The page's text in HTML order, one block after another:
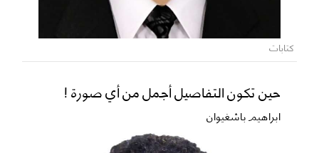
كتابات
حين تكون التفاصيل أجمل من أي صورة !
ابراهيم باشغيوان